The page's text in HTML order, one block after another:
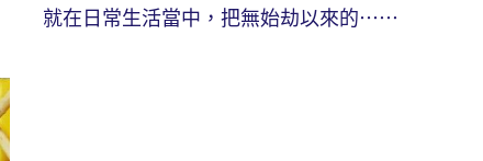
就在日常生活當中，把無始劫以來的⋯⋯